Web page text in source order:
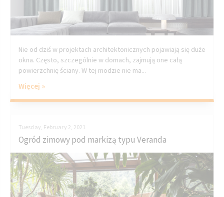
Nie od dziś w projektach architektonicznych pojawiają się duże
okna. Często, szczególnie w domach, zajmują one całą
powierzchnię ściany. W tej modzie nie ma...
Więcej »
Tuesday, February 2, 2021
Ogród zimowy pod markizą typu Veranda